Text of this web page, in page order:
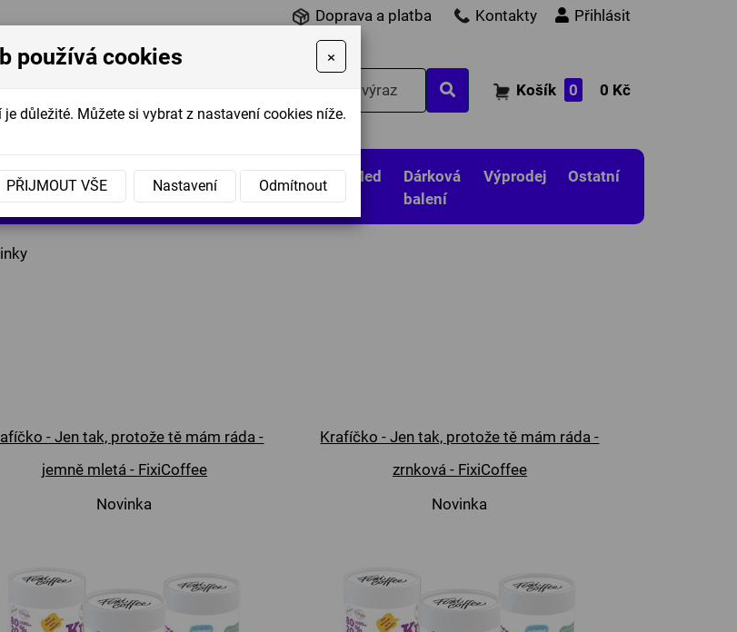
Doprava a platba Kontakty Přihlásit
Košík 0 0 Kč
Koření Nápoje Dipy
Sušené
mrazem
Med
Dárková
balení
Výprodej Ostatní
- Jen tak, protože tě mám ráda -
jemně mletá - FixiCoffee
Novinka
Krafíčko - Jen tak, protože tě mám ráda -
zrnková - FixiCoffee
Novinka
používá cookies ×
je důležité. Můžete si vybrat z nastavení cookies níže.
PŘIJMOUT VŠE Nastavení Odmítnout